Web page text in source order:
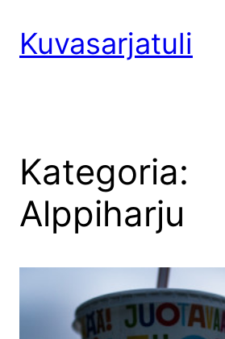
sisältöönKuvasarjatuli
Kategoria:
Alppiharju